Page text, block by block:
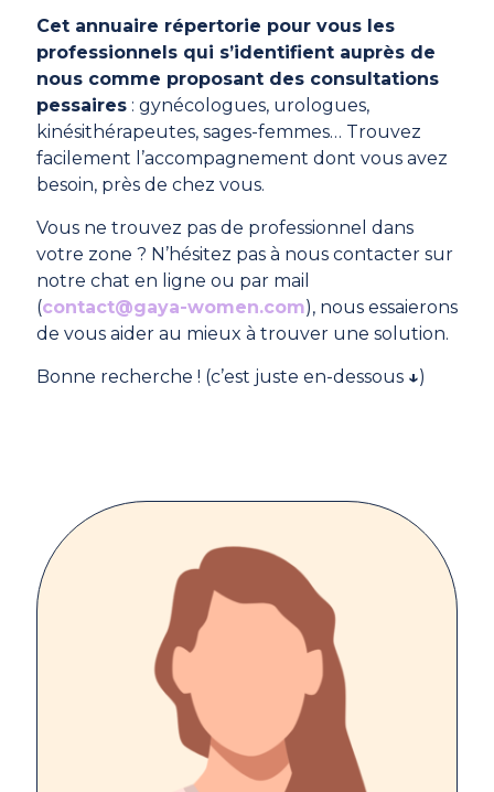
Cet annuaire répertorie pour vous les
professionnels qui s’identifient auprès de
nous comme proposant des consultations
pessaires : gynécologues, urologues,
kinésithérapeutes, sages-femmes… Trouvez
facilement l’accompagnement dont vous avez
besoin, près de chez vous.
Vous ne trouvez pas de professionnel dans
votre zone ? N’hésitez pas à nous contacter sur
notre chat en ligne ou par mail
(contact@gaya-women.com), nous essaierons
de vous aider au mieux à trouver une solution.
Bonne recherche ! (c’est juste en-dessous ↓)